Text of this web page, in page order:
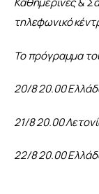
τηλεφωνικό
Το πρόγραμμα
20/8 20.00
21/8 20.00
22/8 20.00